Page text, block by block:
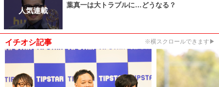
人気連載
葉真一は大トラブルに…どうなる？
イチオシ記事 ※横スクロールできます▶